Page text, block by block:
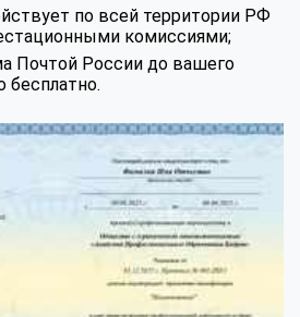
по всей территории РФ
комиссиями;
Почтой России до вашего
бесплатно.